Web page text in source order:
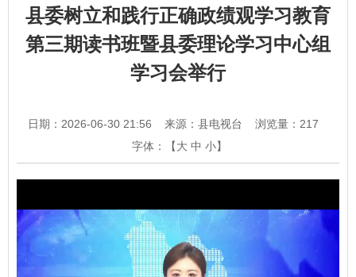
县委树立和践行正确政绩观学习教育
第三期读书班暨县委理论学习中心组
学习会举行
日期：2026-06-30 21:56 来源：县电视台 浏览量： 217
字体：【大 中 小】